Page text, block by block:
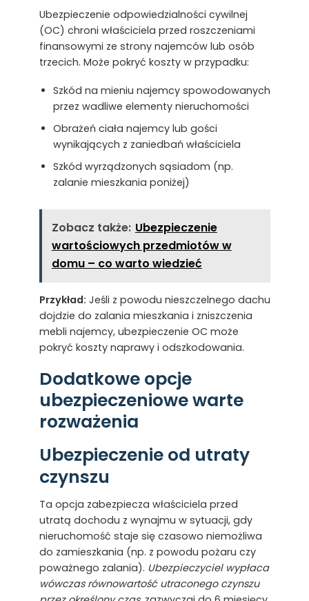
Ubezpieczenie odpowiedzialności cywilnej
(OC) chroni właściciela przed roszczeniami
finansowymi ze strony najemców lub osób
trzecich. Może pokryć koszty w przypadku:
Szkód na mieniu najemcy spowodowanych
przez wadliwe elementy nieruchomości
Obrażeń ciała najemcy lub gości
wynikających z zaniedbań właściciela
Szkód wyrządzonych sąsiadom (np.
zalanie mieszkania poniżej)
Zobacz także: Ubezpieczenie
wartościowych przedmiotów w
domu – co warto wiedzieć
Przykład: Jeśli z powodu nieszczelnego dachu
dojdzie do zalania mieszkania i zniszczenia
mebli najemcy, ubezpieczenie OC może
pokryć koszty naprawy i odszkodowania.
Dodatkowe opcje
ubezpieczeniowe warte
rozważenia
Ubezpieczenie od utraty
czynszu
Ta opcja zabezpiecza właściciela przed
utratą dochodu z wynajmu w sytuacji, gdy
nieruchomość staje się czasowo niemożliwa
do zamieszkania (np. z powodu pożaru czy
poważnego zalania). Ubezpieczyciel wypłaca
wówczas równowartość utraconego czynszu